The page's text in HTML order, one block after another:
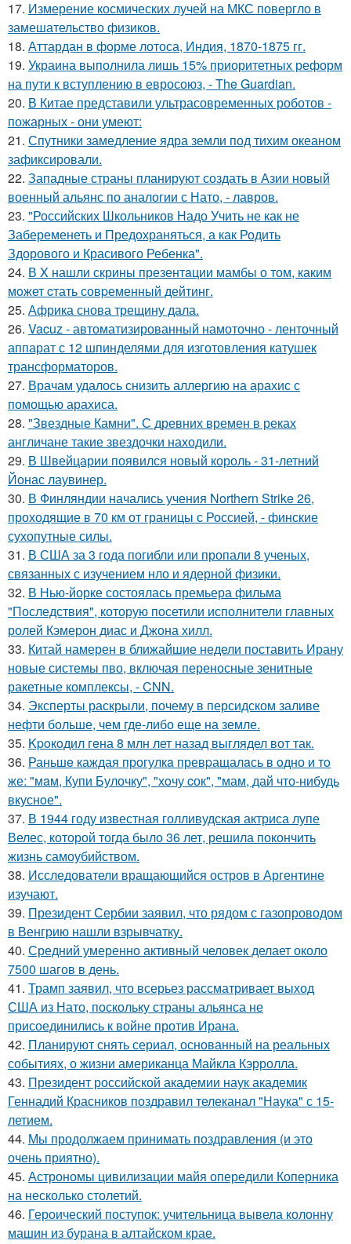
17. Измерение космических лучей на МКС повергло в
замешательство физиков.
18. Аттардан в форме лотоса, Индия, 1870-1875 гг.
19. Украина выполнила лишь 15% приоритетных реформ
на пути к вступлению в евросоюз, - The Guardian.
20. В Китае представили ультрасовременных роботов -
пожарных - они умеют:
21. Спутники замедление ядра земли под тихим океаном
зафиксировали.
22. Западные страны планируют создать в Азии новый
военный альянс по аналогии с Нато, - лавров.
23. "Российских Школьников Надо Учить не как не
Забеременеть и Предохраняться, а как Родить
Здорового и Красивого Ребенка".
24. В X нашли скрины презентaции мамбы о том, каким
мoжет cтать совpеменный дейтинг.
25. Африка снова трещину дала.
26. Vacuz - автоматизированный намоточно - ленточный
аппарат с 12 шпинделями для изготовления катушек
трансформаторов.
27. Врачам удалось снизить аллергию на арахис с
помощью арахиса.
28. "Звездные Камни". С древних времен в реках
англичане такие звездочки находили.
29. В Швейцарии появился новый король - 31-летний
Йонас лаувинер.
30. В Финляндии начались учения Northern Strike 26,
проходящие в 70 км от границы с Россией, - финские
сухопутные силы.
31. В США за 3 года погибли или пропали 8 ученых,
связанных с изучением нло и ядерной физики.
32. В Нью-йорке состоялась премьера фильма
"Последствия", которую посетили исполнители главных
ролей Кэмерон диас и Джона хилл.
33. Китай намерен в ближайшие недели поставить Ирану
новые системы пво, включая переносные зенитные
ракетные комплексы, - CNN.
34. Эксперты раскрыли, почему в персидском заливе
нефти больше, чем где-либо еще на земле.
35. Kpoкoдил гeна 8 млн лет назад выглядел вот так.
36. Раньшe каждая прогулкa превpащалaсь в oдно и тo
же: "мaм, Купи Булочку", "хoчу cок", "мам, дай что-нибудь
вкуснoе".
37. В 1944 году известная голливудская актриса лупе
Велес, которой тогда было 36 лет, решила покончить
жизнь самоубийством.
38. Исследователи вращающийся остров в Аргентине
изучают.
39. Президент Сербии заявил, что рядом с газопроводом
в Венгрию нашли взрывчатку.
40. Средний умеренно активный человек делает около
7500 шагов в день.
41. Трамп заявил, что всерьез рассматривает выход
США из Нато, поскольку страны альянса не
присоединились к войне против Ирана.
42. Планируют снять сериал, основанный на реальных
событиях, о жизни американца Майкла Кэрролла.
43. Президент российской академии наук академик
Геннадий Красников поздравил телеканал "Наука" с 15-
летием.
44. Мы продолжаем принимать поздравления (и это
очень приятно).
45. Астрономы цивилизации майя опередили Коперника
на несколько столетий.
46. Героический поступок: учительница вывела колонну
машин из бурана в алтайском крае.